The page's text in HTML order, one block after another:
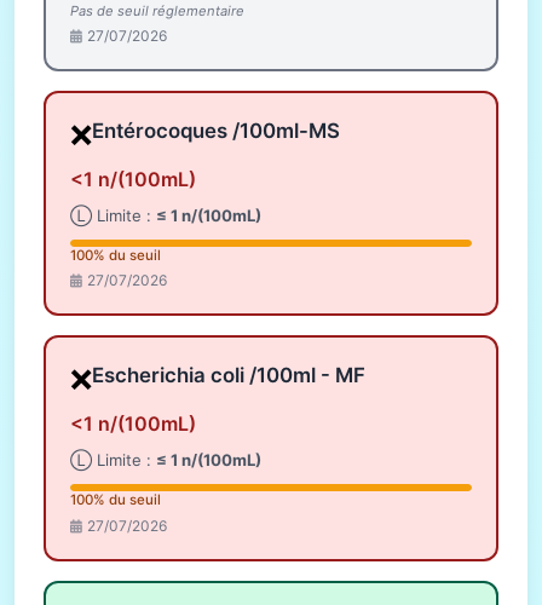
Pas de seuil réglementaire
27/07/2026
❌Entérocoques /100ml-MS
<1 n/(100mL)
Ⓛ Limite : ≤ 1 n/(100mL)
100% du seuil
27/07/2026
❌Escherichia coli /100ml - MF
<1 n/(100mL)
Ⓛ Limite : ≤ 1 n/(100mL)
100% du seuil
27/07/2026